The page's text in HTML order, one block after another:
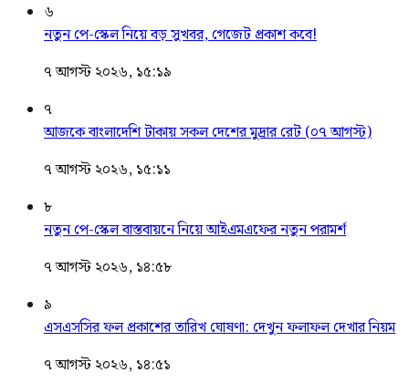
৬
নতুন পে-স্কেল নিয়ে বড় সুখবর, গেজেট প্রকাশ কবে!
৭ আগস্ট ২০২৬, ১৫:১৯
৭
আজকে বাংলাদেশি টাকায় সকল দেশের মুদ্রার রেট (০৭ আগস্ট)
৭ আগস্ট ২০২৬, ১৫:১১
৮
নতুন পে-স্কেল বাস্তবায়নে নিয়ে আইএমএফের নতুন পরামর্শ
৭ আগস্ট ২০২৬, ১৪:৫৮
৯
এসএসসির ফল প্রকাশের তারিখ ঘোষণা: দেখুন ফলাফল দেখার নিয়ম
৭ আগস্ট ২০২৬, ১৪:৫১